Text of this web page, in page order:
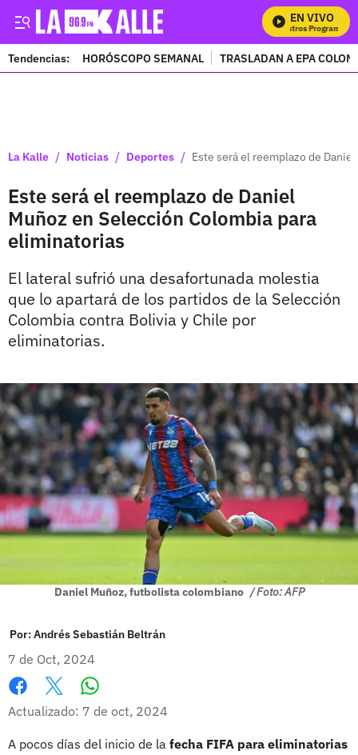
EN VIVO
Tendencias: HORÓSCOPO SEMANAL TRASLADAN A EPA
La Kalle / Noticias / Deportes / Este será el reemplazo de
Este será el reemplazo de Daniel
Muñoz en Selección Colombia para
eliminatorias
El lateral sufrió una desafortunada molestia
que lo apartará de los partidos de la Selección
Colombia contra Bolivia y Chile por
eliminatorias.
Daniel Muñoz, futbolista colombiano / Foto: AFP
Por:Andrés Sebastián Beltrán
7 de Oct, 2024
Facebook
X
Actualizado: 7 de oct, 2024
A pocos días del inicio de la fecha FIFA para eliminatorias